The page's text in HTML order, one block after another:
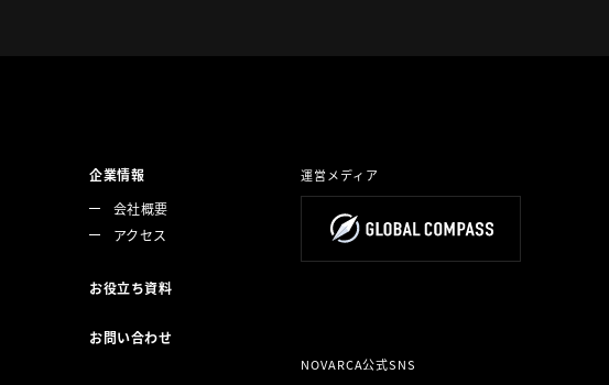
企業情報
会社概要
アクセス
お役立ち資料
お問い合わせ
運営メディア
NOVARCA公式SNS